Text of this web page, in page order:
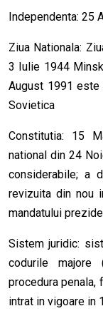
Independenta: 25
Ziua Nationala:
3 Iulie 1944
August 1991 este
Sovietica
Constitutia: 15
national din 24
considerabile; a
revizuita din nou
mandatului
Sistem juridic:
codurile
procedura
intrat in vigoare in